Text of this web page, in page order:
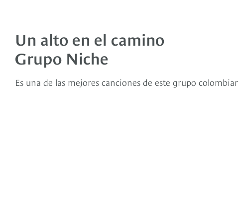
Un alto en el camino
Grupo Niche
Es una de las mejores canciones de este grupo